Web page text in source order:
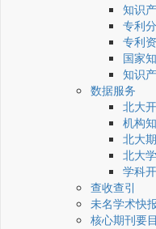
知识
专利
专利
国家
知识
数据服务
北大
机构
北大
北大
学科
查收查引
未名学术快
核心期刊要目